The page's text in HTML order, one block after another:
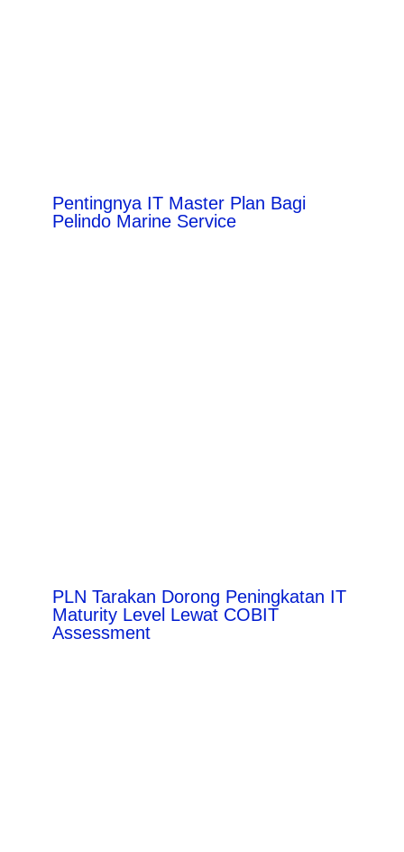
Pentingnya IT Master Plan Bagi
Pelindo Marine Service
PLN Tarakan Dorong Peningkatan IT
Maturity Level Lewat COBIT
Assessment